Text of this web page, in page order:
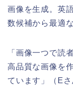
画像を生成。英
数候補から最適
「画像一つで読
高品質な画像を
ています」（Eさ